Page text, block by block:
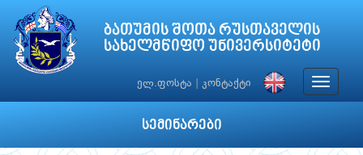
ბათუმის შოთა რუსთაველის
სახელმწიფო უნივერსიტეტი
ელ.ფოსტა კონტაქტი
Toggle
სემინარები